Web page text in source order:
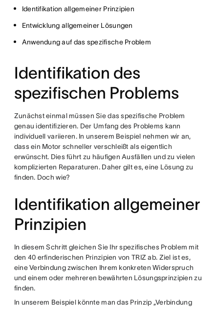
Identifikation allgemeiner Prinzipien
Entwicklung allgemeiner Lösungen
Anwendung auf das spezifische Problem
Identifikation des
spezifischen Problems
Zunächst einmal müssen Sie das spezifische Problem
genau identifizieren. Der Umfang des Problems kann
individuell variieren. In unserem Beispiel nehmen wir an,
dass ein Motor schneller verschleißt als eigentlich
erwünscht. Dies führt zu häufigen Ausfällen und zu vielen
komplizierten Reparaturen. Daher gilt es, eine Lösung zu
finden. Doch wie?
Identifikation allgemeiner
Prinzipien
In diesem Schritt gleichen Sie Ihr spezifisches Problem mit
den 40 erfinderischen Prinzipien von TRIZ ab. Ziel ist es,
eine Verbindung zwischen Ihrem konkreten Widerspruch
und einem oder mehreren bewährten Lösungsprinzipien zu
finden.
In unserem Beispiel könnte man das Prinzip „Verbindung